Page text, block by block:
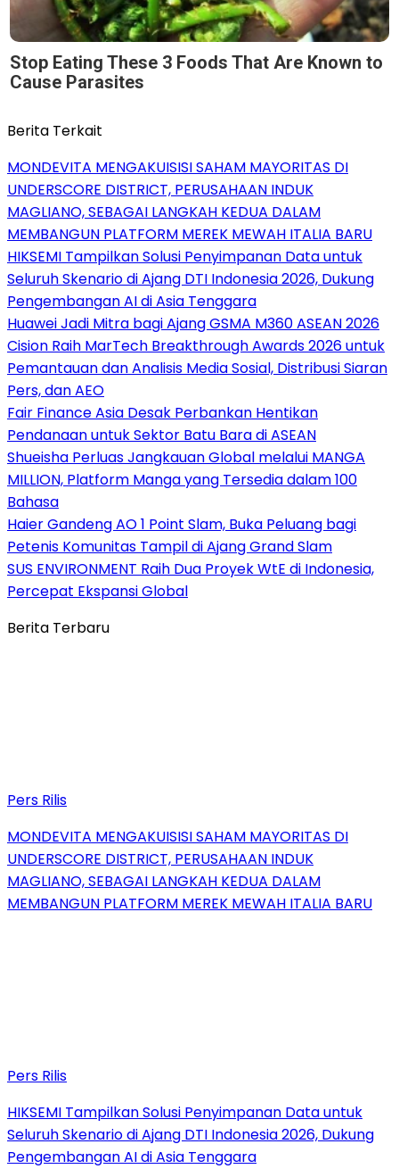
Stop Eating These 3 Foods That Are Known to
Cause Parasites
Berita Terkait
MONDEVITA MENGAKUISISI SAHAM MAYORITAS DI
UNDERSCORE DISTRICT, PERUSAHAAN INDUK
MAGLIANO, SEBAGAI LANGKAH KEDUA DALAM
MEMBANGUN PLATFORM MEREK MEWAH ITALIA BARU
HIKSEMI Tampilkan Solusi Penyimpanan Data untuk
Seluruh Skenario di Ajang DTI Indonesia 2026, Dukung
Pengembangan AI di Asia Tenggara
Huawei Jadi Mitra bagi Ajang GSMA M360 ASEAN 2026
Cision Raih MarTech Breakthrough Awards 2026 untuk
Pemantauan dan Analisis Media Sosial, Distribusi Siaran
Pers, dan AEO
Fair Finance Asia Desak Perbankan Hentikan
Pendanaan untuk Sektor Batu Bara di ASEAN
Shueisha Perluas Jangkauan Global melalui MANGA
MILLION, Platform Manga yang Tersedia dalam 100
Bahasa
Haier Gandeng AO 1 Point Slam, Buka Peluang bagi
Petenis Komunitas Tampil di Ajang Grand Slam
SUS ENVIRONMENT Raih Dua Proyek WtE di Indonesia,
Percepat Ekspansi Global
Berita Terbaru
Pers Rilis
MONDEVITA MENGAKUISISI SAHAM MAYORITAS DI
UNDERSCORE DISTRICT, PERUSAHAAN INDUK
MAGLIANO, SEBAGAI LANGKAH KEDUA DALAM
MEMBANGUN PLATFORM MEREK MEWAH ITALIA BARU
Pers Rilis
HIKSEMI Tampilkan Solusi Penyimpanan Data untuk
Seluruh Skenario di Ajang DTI Indonesia 2026, Dukung
Pengembangan AI di Asia Tenggara